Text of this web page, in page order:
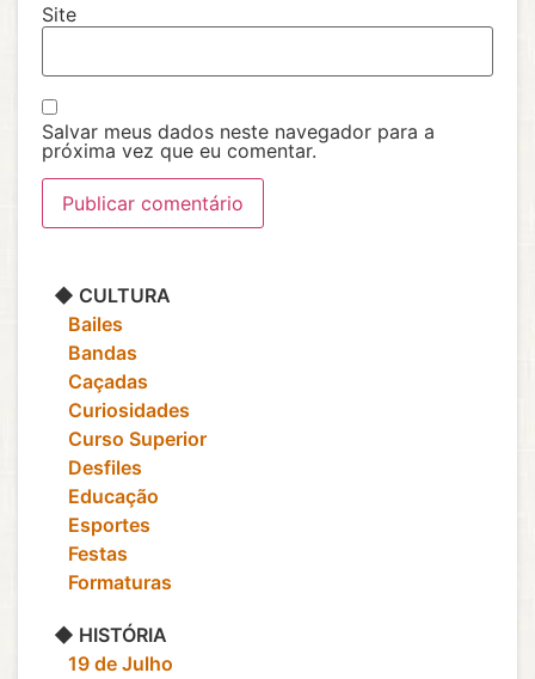
Site
Salvar meus dados neste navegador para a
próxima vez que eu comentar.
◆ CULTURA
‎ ‎ ‎ Bailes
‎ ‎ ‎ Bandas
‎ ‎ ‎ Caçadas
‎ ‎ ‎ Curiosidades
‎ ‎ ‎ Curso Superior
‎ ‎ ‎ Desfiles
‎ ‎ ‎ Educação
‎ ‎ ‎ Esportes
‎ ‎ ‎ Festas
‎ ‎ ‎ Formaturas
◆ HISTÓRIA
‎ ‎ ‎ 19 de Julho